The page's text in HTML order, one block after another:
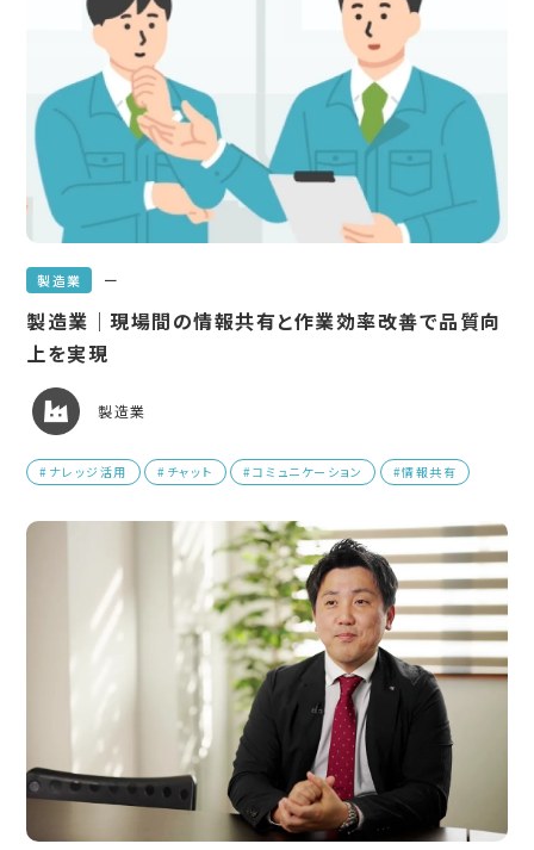
製造業 ー
製造業｜現場間の情報共有と作業効率改善で品質向
上を実現
製造業
#ナレッジ活用 #チャット #コミュニケーション #情報共有